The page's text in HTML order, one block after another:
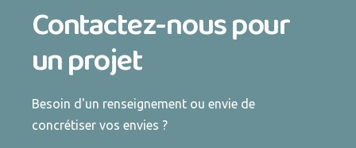
Contactez-nous pour
un projet
Besoin d'un renseignement ou envie de
concrétiser vos envies ?